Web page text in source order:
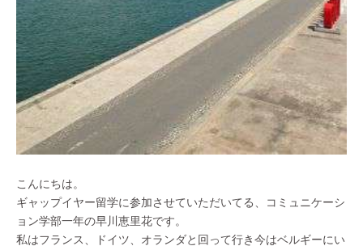
こんにちは。
ギャップイヤー留学に参加させていただいてる、コミュニケーシ
ョン学部一年の早川恵里花です。
私はフランス、ドイツ、オランダと回って行き今はベルギーにい